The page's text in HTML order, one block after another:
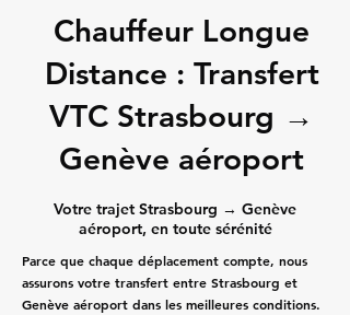
Chauffeur Longue
Distance : Transfert
VTC Strasbourg →
Genève aéroport
Votre trajet Strasbourg → Genève
aéroport, en toute sérénité
Parce que chaque déplacement compte, nous
assurons votre transfert entre Strasbourg et
Genève aéroport dans les meilleures conditions.